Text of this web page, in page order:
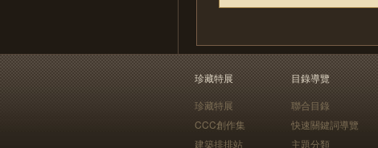
珍藏特展
珍藏特展
CCC創作集
建築排排站
目錄導覽
聯合目錄
快速關鍵詞導覽
主題分類